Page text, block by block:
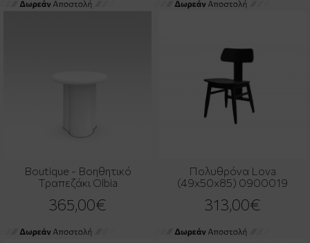
Boutique - Βοηθητικό
Τραπεζάκι Olbia
365,00€
Πολυθρόνα Lova
(49x50x85) 0900019
313,00€